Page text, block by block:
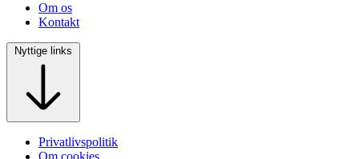
Om os
Kontakt
Nyttige links
Privatlivspolitik